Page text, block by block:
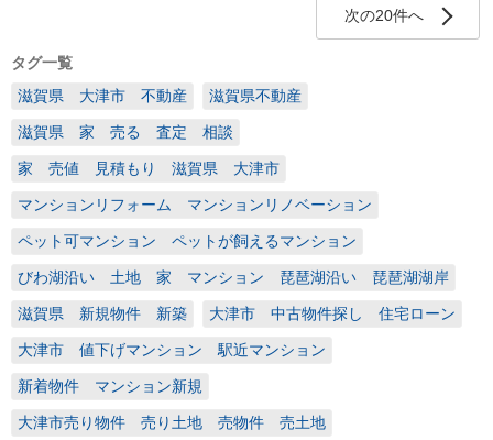
次の20件へ
タグ一覧
滋賀県 大津市 不動産
滋賀県不動産
滋賀県 家 売る 査定 相談
家 売値 見積もり 滋賀県 大津市
マンションリフォーム マンションリノベーション
ペット可マンション ペットが飼えるマンション
びわ湖沿い 土地 家 マンション 琵琶湖沿い 琵琶湖湖岸
滋賀県 新規物件 新築 大津市 中古物件探し 住宅ローン
大津市 値下げマンション 駅近マンション
新着物件 マンション新規
大津市売り物件 売り土地 売物件 売土地